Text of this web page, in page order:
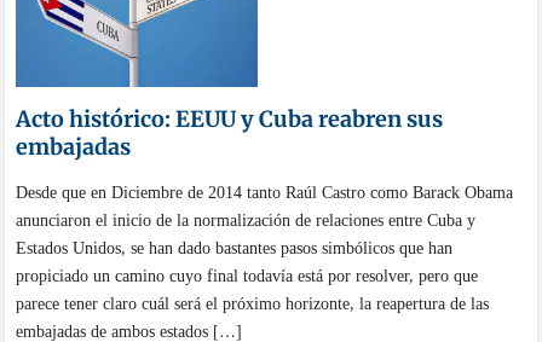
Acto histórico: EEUU y Cuba reabren sus
embajadas
Desde que en Diciembre de 2014 tanto Raúl Castro como Barack Obama
anunciaron el inicio de la normalización de relaciones entre Cuba y
Estados Unidos, se han dado bastantes pasos simbólicos que han
propiciado un camino cuyo final todavía está por resolver, pero que
parece tener claro cuál será el próximo horizonte, la reapertura de las
embajadas de ambos estados […]